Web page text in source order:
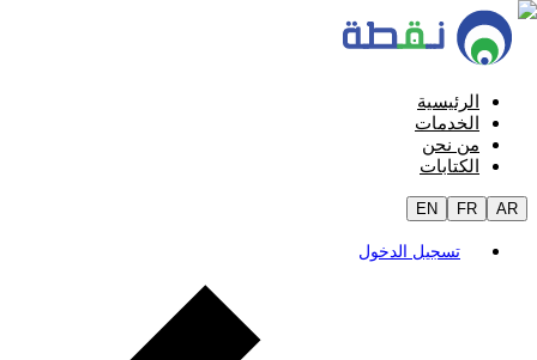
الرئيسية
الخدمات
من نحن
الكتابات
EN FR AR
تسجيل الدخول